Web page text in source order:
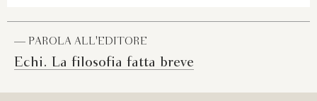
— PAROLA ALL'EDITORE
Echi. La filosofia fatta breve